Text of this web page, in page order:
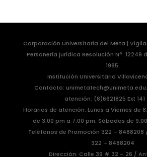
Corporación Universitaria del Meta |
Personería jurídica Resolución N°. 12249
1985.
Institución Universitaria
Contacto:
atención: (8)6621825 Ext 141
Horarios de atención: Lunes a Viernes de
de 3:00 pm a 7:00 pm. Sábados de
Teléfonos de Promoción 322 – 8488208
322 – 8488204
Dirección: Calle 39 # 32 – 26 /